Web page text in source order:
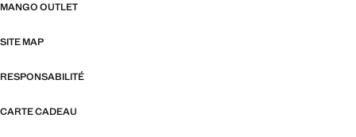
MANGO OUTLET
SITE MAP
RESPONSABILITÉ
CARTE CADEAU